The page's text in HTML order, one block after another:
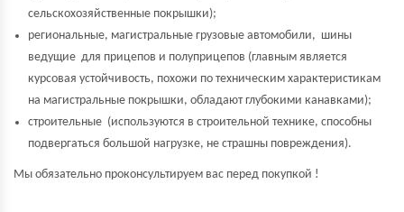
сельскохозяйственные покрышки);
региональные, магистральные грузовые автомобили, шины
ведущие для прицепов и полуприцепов (главным является
курсовая устойчивость, похожи по техническим характеристикам
на магистральные покрышки, обладают глубокими канавками);
строительные (используются в строительной технике, способны
подвергаться большой нагрузке, не страшны повреждения).
Мы обязательно проконсультируем вас перед покупкой !